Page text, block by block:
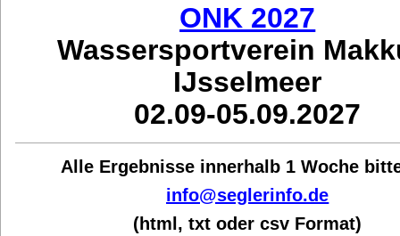
ONK 2027
Wassersportverein
IJsselmeer
02.09-05.09.2027
Alle Ergebnisse innerhalb 1 Woche bit
info@seglerinfo.de
(html, txt oder csv Format)